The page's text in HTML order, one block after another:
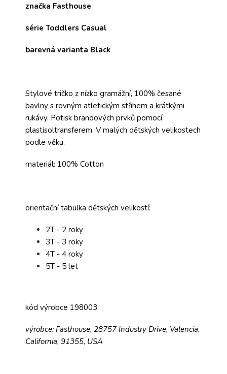
značka Fasthouse
série Toddlers Casual
barevná varianta Black
Stylové tričko z nízko gramážní, 100% česané
bavlny s rovným atletickým střihem a krátkými
rukávy. Potisk brandových prvků pomocí
plastisoltransferem. V malých dětských velikostech
podle věku.
materiál: 100% Cotton
orientační tabulka dětských velikostí:
2T - 2 roky
3T - 3 roky
4T - 4 roky
5T - 5 let
kód výrobce 198003
výrobce: Fasthouse, 28757 Industry Drive, Valencia,
California, 91355, USA